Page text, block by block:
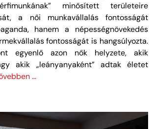
minősített területeire
a női munkavállalás fontosságát
hanem a népességnövekedés
fontosságát is hangsúlyozta.
egyenlő azon nők helyzete, akik
akik „leányanyaként” adtak életet
…